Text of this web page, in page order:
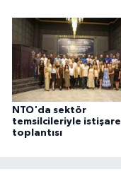
NTO'da sektör
temsilcileriyle istişare
toplantısı